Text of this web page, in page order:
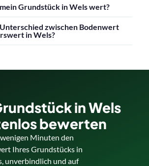
Grundstück in Wels wert?
zwischen Bodenwert
in Wels?
in Wels
bewerten
Minuten den
Ihres Grundstücks in
unverbindlich und auf